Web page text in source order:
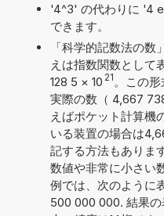
'4^3' の代わりに '4
できます。
「科学的記数法の
えは指数関数として
128 5 × 10 21 。この
実際の数（ 4,667
えばポケット計算機
いる装置の場合は
記する方法もありま
数値や非常に小さい
例では、次のように
500 000 000. 結果